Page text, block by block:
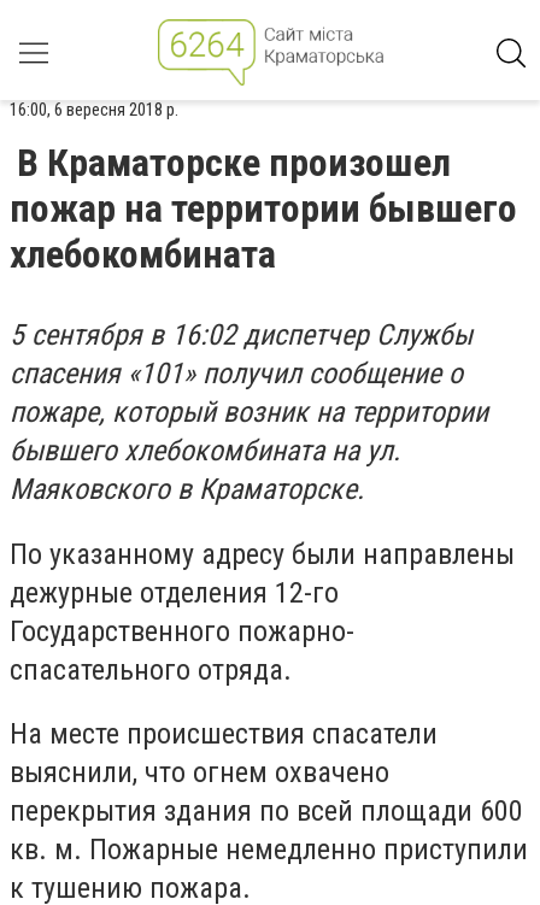
16:00, 6 вересня 2018 р.
В Краматорске произошел
пожар на территории бывшего
хлебокомбината
5 сентября в 16:02 диспетчер Службы
спасения «101» получил сообщение о
пожаре, который возник на территории
бывшего хлебокомбината на ул.
Маяковского в Краматорске.
По указанному адресу были направлены
дежурные отделения 12-го
Государственного пожарно-
спасательного отряда.
На месте происшествия спасатели
выяснили, что огнем охвачено
перекрытия здания по всей площади 600
кв. м. Пожарные немедленно приступили
к тушению пожара.